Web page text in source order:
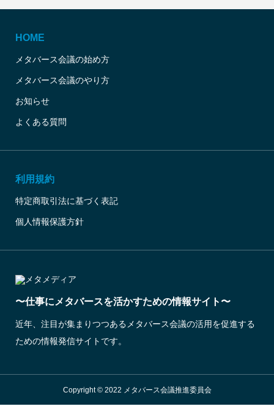
HOME
メタバース会議の始め方
メタバース会議のやり方
お知らせ
よくある質問
利用規約
特定商取引法に基づく表記
個人情報保護方針
〜仕事にメタバースを活かすための情報サイト〜
近年、注目が集まりつつあるメタバース会議の活用を促進する
ための情報発信サイトです。
Copyright © 2022 メタバース会議推進委員会